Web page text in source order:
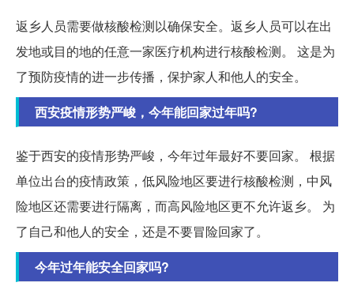
返乡人员需要做核酸检测以确保安全。返乡人员可以在出
发地或目的地的任意一家医疗机构进行核酸检测。 这是为
了预防疫情的进一步传播，保护家人和他人的安全。
西安疫情形势严峻，今年能回家过年吗?
鉴于西安的疫情形势严峻，今年过年最好不要回家。 根据
单位出台的疫情政策，低风险地区要进行核酸检测，中风
险地区还需要进行隔离，而高风险地区更不允许返乡。 为
了自己和他人的安全，还是不要冒险回家了。
今年过年能安全回家吗?